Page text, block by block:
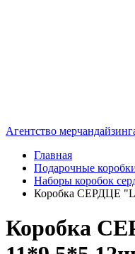
Агентство
Главная
Подарочные
Наборы коробок
Коробка СЕРДЦЕ
Коробка